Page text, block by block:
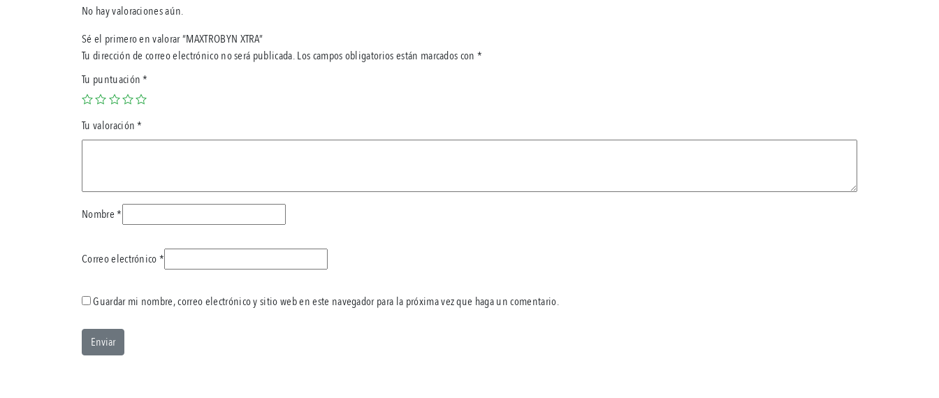
No hay valoraciones aún.
Sé el primero en valorar “MAXTROBYN XTRA”
Tu dirección de correo electrónico no será publicada.Los campos obligatorios están marcados con*
Tu puntuación*
Tu valoración*
Nombre*
Correo electrónico*
Guardar mi nombre, correo electrónico y sitio web en este navegador para la próxima vez que haga un comentario.